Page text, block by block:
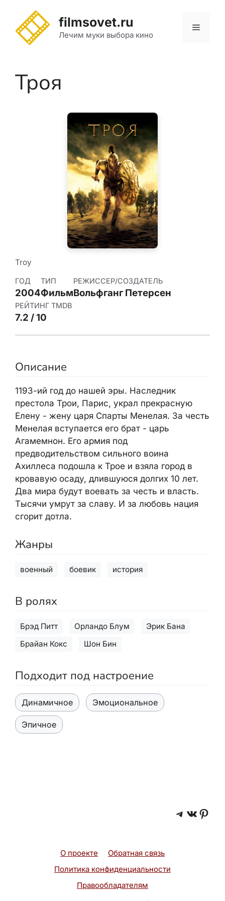
содержимому
filmsovet.ru
Лечим муки выбора кино
Меню
Троя
Troy
ГОД
2004
ТИП
Фильм
РЕЖИССЕР/СОЗДАТЕЛЬ
Вольфганг Петерсен
РЕЙТИНГ TMDB
7.2 / 10
Описание
1193-ий год до нашей эры. Наследник
престола Трои, Парис, украл прекрасную
Елену - жену царя Спарты Менелая. За честь
Менелая вступается его брат - царь
Агамемнон. Его армия под
предводительством сильного воина
Ахиллеса подошла к Трое и взяла город в
кровавую осаду, длившуюся долгих 10 лет.
Два мира будут воевать за честь и власть.
Тысячи умрут за славу. И за любовь нация
сгорит дотла.
Жанры
военный боевик история
В ролях
Брэд Питт Орландо Блум
Эрик Бана
Брайан Кокс
Шон Бин
Подходит под настроение
Динамичное Эмоциональное
Эпичное
О проекте
Обратная связь
Политика конфиденциальности
Правообладателям